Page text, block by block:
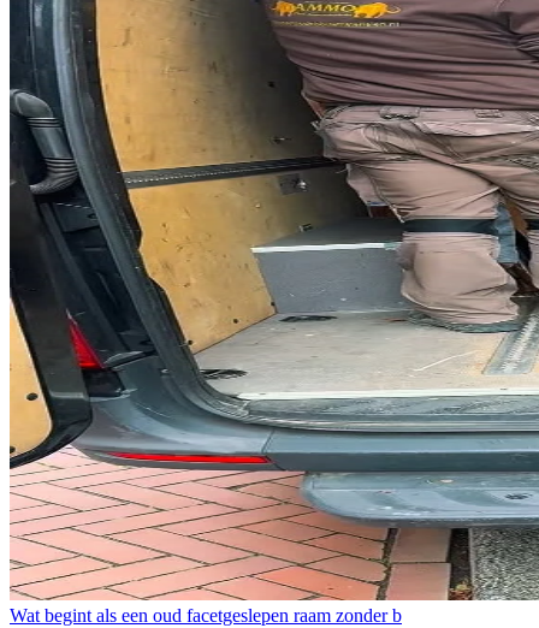
Wat begint als een oud facetgeslepen raam zonder b